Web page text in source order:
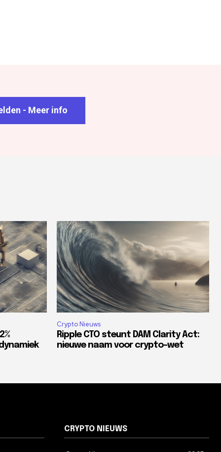
- Meer info
Crypto Nieuws
Ripple CTO steunt DAM Clarity Act:
nieuwe naam voor crypto-wet
CRYPTO NIEUWS